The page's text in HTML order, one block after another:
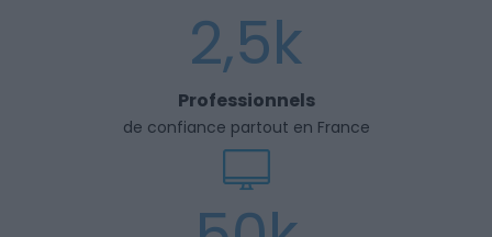
2,5k
Professionnels
de confiance partout en France